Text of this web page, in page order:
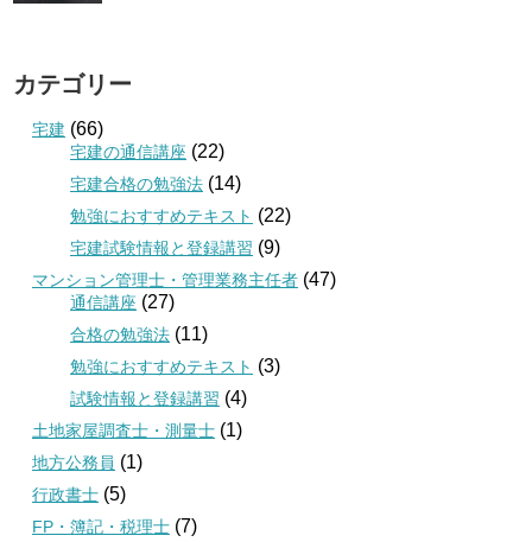
カテゴリー
宅建 (66)
宅建の通信講座 (22)
宅建合格の勉強法 (14)
勉強におすすめテキスト (22)
宅建試験情報と登録講習 (9)
マンション管理士・管理業務主任者 (47)
通信講座 (27)
合格の勉強法 (11)
勉強におすすめテキスト (3)
試験情報と登録講習 (4)
土地家屋調査士・測量士 (1)
地方公務員 (1)
行政書士 (5)
FP・簿記・税理士 (7)